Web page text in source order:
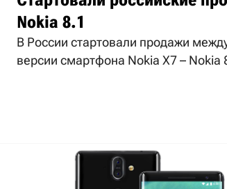
Nokia 8.1
В России стартовали продажи
версии смартфона Nokia X7 – Nokia